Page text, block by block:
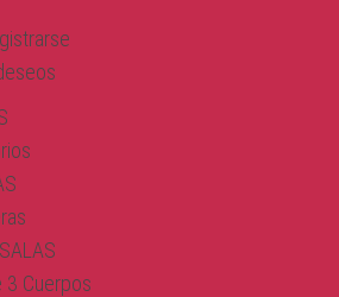
3 Cuerpos